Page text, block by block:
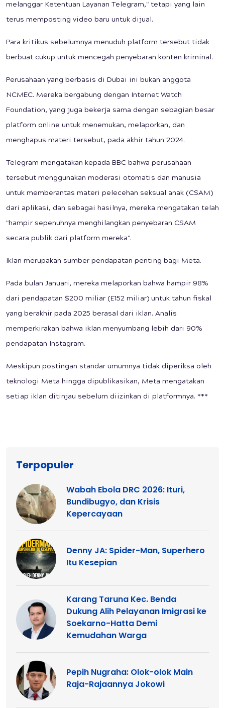
melanggar Ketentuan Layanan Telegram," tetapi yang lain
terus memposting video baru untuk dijual.
Para kritikus sebelumnya menuduh platform tersebut tidak
berbuat cukup untuk mencegah penyebaran konten kriminal.
Perusahaan yang berbasis di Dubai ini bukan anggota
NCMEC. Mereka bergabung dengan Internet Watch
Foundation, yang juga bekerja sama dengan sebagian besar
platform online untuk menemukan, melaporkan, dan
menghapus materi tersebut, pada akhir tahun 2024.
Telegram mengatakan kepada BBC bahwa perusahaan
tersebut menggunakan moderasi otomatis dan manusia
untuk memberantas materi pelecehan seksual anak (CSAM)
dari aplikasi, dan sebagai hasilnya, mereka mengatakan telah
"hampir sepenuhnya menghilangkan penyebaran CSAM
secara publik dari platform mereka".
Iklan merupakan sumber pendapatan penting bagi Meta.
Pada bulan Januari, mereka melaporkan bahwa hampir 98%
dari pendapatan $200 miliar (£152 miliar) untuk tahun fiskal
yang berakhir pada 2025 berasal dari iklan. Analis
memperkirakan bahwa iklan menyumbang lebih dari 90%
pendapatan Instagram.
Meskipun postingan standar umumnya tidak diperiksa oleh
teknologi Meta hingga dipublikasikan, Meta mengatakan
setiap iklan ditinjau sebelum diizinkan di platformnya. ***
Terpopuler
Wabah Ebola DRC 2026: Ituri,
Bundibugyo, dan Krisis
Kepercayaan
Denny JA: Spider-Man, Superhero
Itu Kesepian
Karang Taruna Kec. Benda
Dukung Alih Pelayanan Imigrasi ke
Soekarno-Hatta Demi
Kemudahan Warga
Pepih Nugraha: Olok-olok Main
Raja-Rajaannya Jokowi